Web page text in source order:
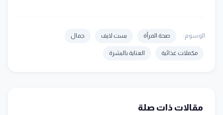
الوسوم: صحة المرأة بست لايف جمال
مكملات غذائية العناية بالبشرة
مقالات ذات صلة